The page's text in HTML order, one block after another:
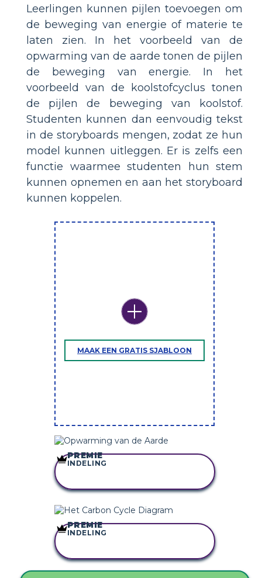
Leerlingen kunnen pijlen toevoegen om
de beweging van energie of materie te
laten zien. In het voorbeeld van de
opwarming van de aarde tonen de pijlen
de beweging van energie. In het
voorbeeld van de koolstofcyclus tonen
de pijlen de beweging van koolstof.
Studenten kunnen dan eenvoudig tekst
in de storyboards mengen, zodat ze hun
model kunnen uitleggen. Er is zelfs een
functie waarmee studenten hun stem
kunnen opnemen en aan het storyboard
kunnen koppelen.
MAAK EEN GRATIS SJABLOON
KOPIEER DIT
PREMIE
INDELING
KOPIEER DIT
PREMIE
INDELING